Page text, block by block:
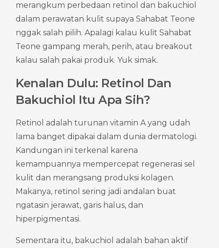
merangkum perbedaan retinol dan bakuchiol
dalam perawatan kulit supaya Sahabat Teone
nggak salah pilih. Apalagi kalau kulit Sahabat
Teone gampang merah, perih, atau breakout
kalau salah pakai produk. Yuk simak.
Kenalan Dulu: Retinol Dan
Bakuchiol Itu Apa Sih?
Retinol adalah turunan vitamin A yang udah
lama banget dipakai dalam dunia dermatologi.
Kandungan ini terkenal karena
kemampuannya mempercepat regenerasi sel
kulit dan merangsang produksi kolagen.
Makanya, retinol sering jadi andalan buat
ngatasin jerawat, garis halus, dan
hiperpigmentasi.
Sementara itu, bakuchiol adalah bahan aktif